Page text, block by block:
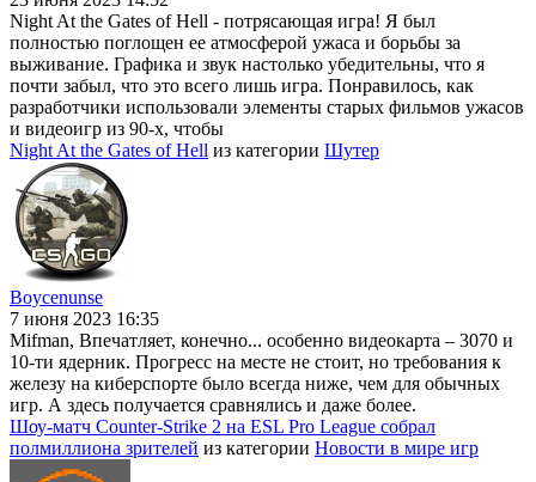
Night At the Gates of Hell - потрясающая игра! Я был
полностью поглощен ее атмосферой ужаса и борьбы за
выживание. Графика и звук настолько убедительны, что я
почти забыл, что это всего лишь игра. Понравилось, как
разработчики использовали элементы старых фильмов ужасов
и видеоигр из 90-х, чтобы
Night At the Gates of Hell из категории Шутер
Boycenunse
7 июня 2023 16:35
Mifman, Впечатляет, конечно... особенно видеокарта – 3070 и
10-ти ядерник. Прогресс на месте не стоит, но требования к
железу на киберспорте было всегда ниже, чем для обычных
игр. А здесь получается сравнялись и даже более.
Шоу-матч Counter-Strike 2 на ESL Pro League собрал
полмиллиона зрителей из категории Новости в мире игр